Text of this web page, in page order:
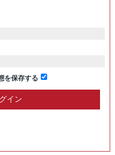
を保存する